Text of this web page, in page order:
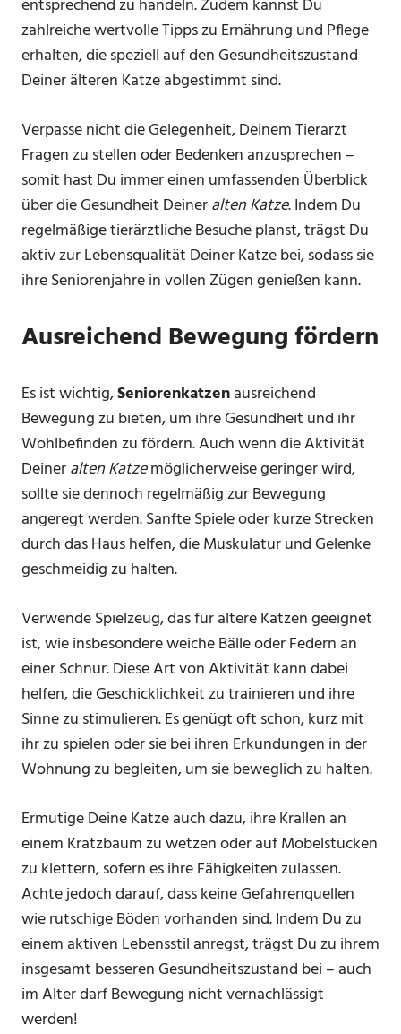
entsprechend zu handeln. Zudem kannst Du
zahlreiche wertvolle Tipps zu Ernährung und Pflege
erhalten, die speziell auf den Gesundheitszustand
Deiner älteren Katze abgestimmt sind.
Verpasse nicht die Gelegenheit, Deinem Tierarzt
Fragen zu stellen oder Bedenken anzusprechen –
somit hast Du immer einen umfassenden Überblick
über die Gesundheit Deineralten Katze. Indem Du
regelmäßige tierärztliche Besuche planst, trägst Du
aktiv zur Lebensqualität Deiner Katze bei, sodass sie
ihre Seniorenjahre in vollen Zügen genießen kann.
Ausreichend Bewegung fördern
Es ist wichtig,Seniorenkatzenausreichend
Bewegung zu bieten, um ihre Gesundheit und ihr
Wohlbefinden zu fördern. Auch wenn die Aktivität
Deineralten Katzemöglicherweise geringer wird,
sollte sie dennoch regelmäßig zur Bewegung
angeregt werden. Sanfte Spiele oder kurze Strecken
durch das Haus helfen, die Muskulatur und Gelenke
geschmeidig zu halten.
Verwende Spielzeug, das für ältere Katzen geeignet
ist, wie insbesondere weiche Bälle oder Federn an
einer Schnur. Diese Art von Aktivität kann dabei
helfen, die Geschicklichkeit zu trainieren und ihre
Sinne zu stimulieren. Es genügt oft schon, kurz mit
ihr zu spielen oder sie bei ihren Erkundungen in der
Wohnung zu begleiten, um sie beweglich zu halten.
Ermutige Deine Katze auch dazu, ihre Krallen an
einem Kratzbaum zu wetzen oder auf Möbelstücken
zu klettern, sofern es ihre Fähigkeiten zulassen.
Achte jedoch darauf, dass keine Gefahrenquellen
wie rutschige Böden vorhanden sind. Indem Du zu
einem aktiven Lebensstil anregst, trägst Du zu ihrem
insgesamt besseren Gesundheitszustand bei – auch
im Alter darf Bewegung nicht vernachlässigt
werden!